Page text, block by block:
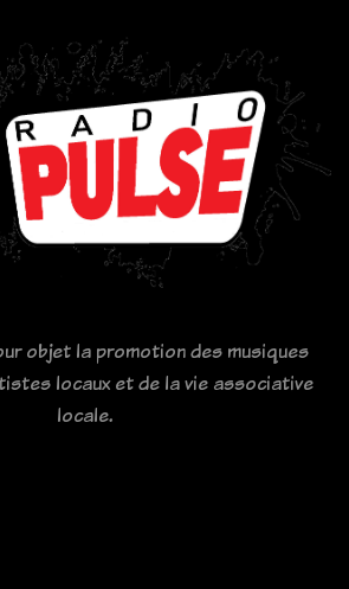
objet la promotion des musiques
locaux et de la vie associative
locale.